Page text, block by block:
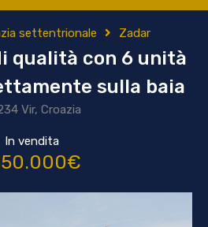
settentrionale Zadar
qualità con 6 unità
sulla baia
Vir, Croazia
In vendita